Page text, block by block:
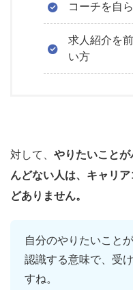
コーチを自
求人紹介を
い方
対して、 やりたいこと
んどない人は、キャリ
どありません。
自分のやりたいこと
認識する意味で、受
すね。